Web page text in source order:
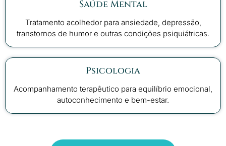
Saúde Mental
Tratamento acolhedor para ansiedade, depressão,
transtornos de humor e outras condições psiquiátricas.
Psicologia
Acompanhamento terapêutico para equilíbrio emocional,
autoconhecimento e bem-estar.